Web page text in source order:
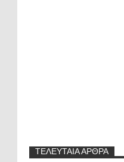
ΤΕΛΕΥΤΑΙΑ ΑΡΘΡΑ